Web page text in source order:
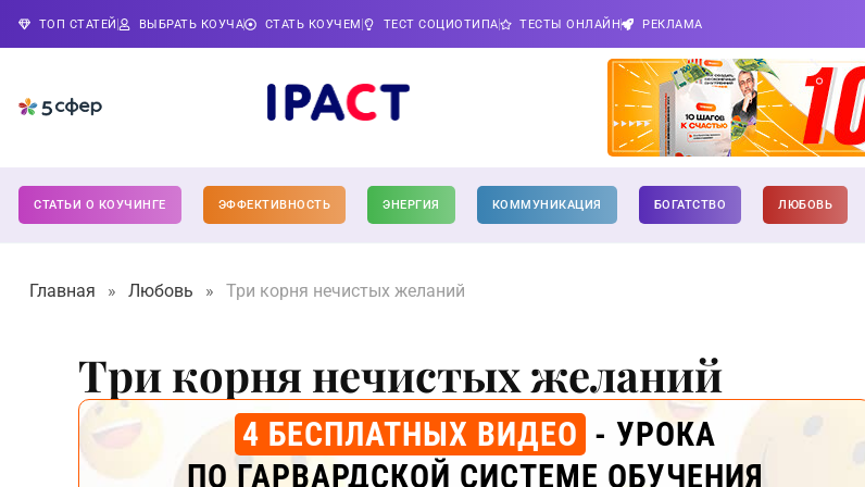
ТОП СТАТЕЙ ВЫБРАТЬ КОУЧА СТАТЬ КОУЧЕМ ТЕСТ СОЦИОТИПА ТЕСТЫ ОНЛАЙН РЕКЛАМА
СТАТЬИ О КОУЧИНГЕ ЭФФЕКТИВНОСТЬ ЭНЕРГИЯ КОММУНИКАЦИЯ БОГАТСТВО ЛЮБОВЬ
Главная » Любовь » Три корня нечистых желаний
Три корня нечистых желаний
4 БЕСПЛАТНЫХ ВИДЕО - УРОКА
ПО ГАРВАРДСКОЙ СИСТЕМЕ ОБУЧЕНИЯ